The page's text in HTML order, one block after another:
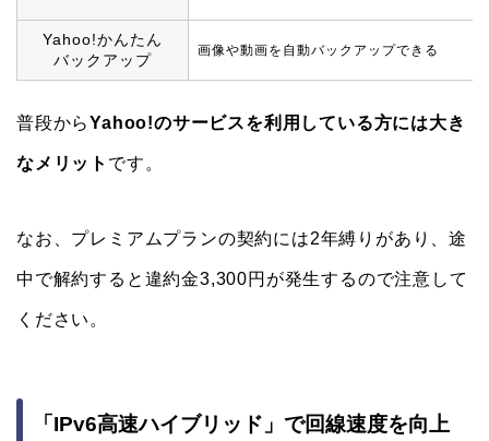
Yahoo!かんたん
バックアップ
画像や動画を自動バックアップできる
普段からYahoo!のサービスを利用している方には大き
なメリット です。
なお、プレミアムプランの契約には2年縛りがあり、途
中で解約すると違約金3,300円が発生するので注意して
ください。
「IPv6高速ハイブリッド」で回線速度を向上